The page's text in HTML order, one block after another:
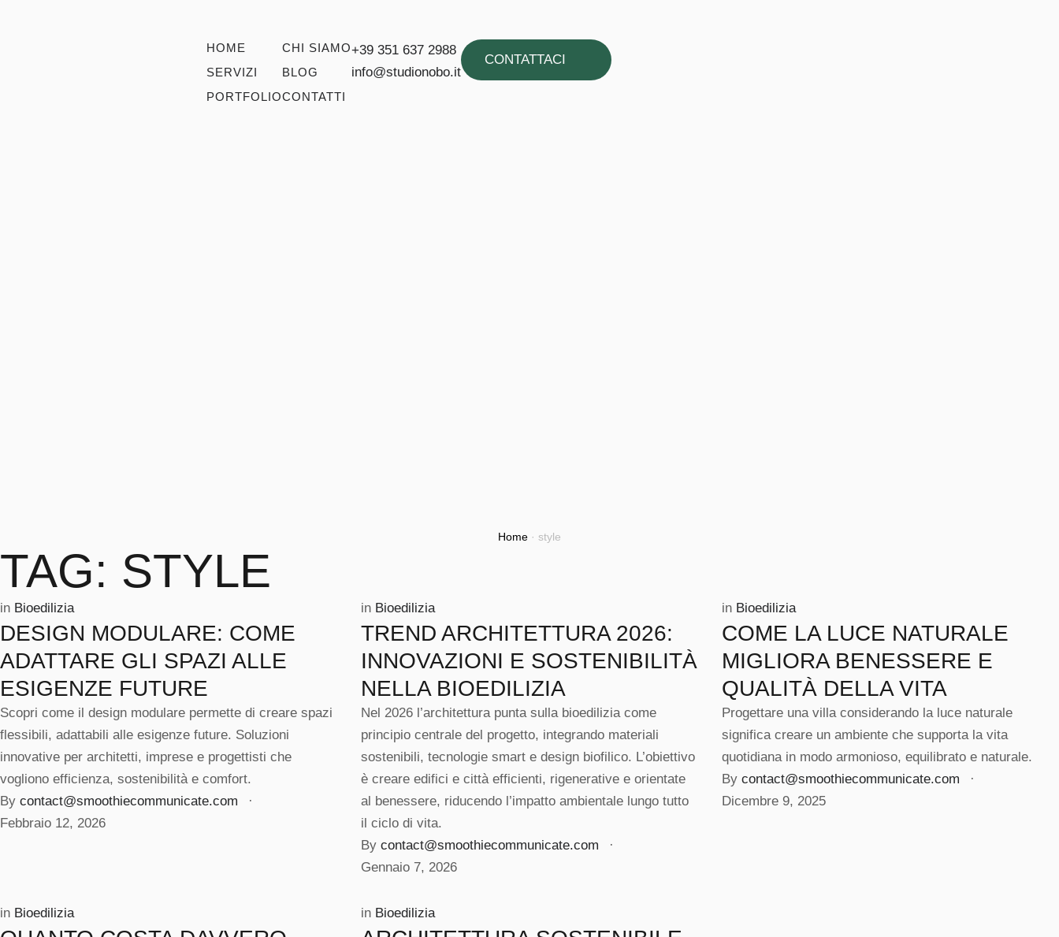
HOME
SERVIZI
PORTFOLIO
CHI SIAMO
BLOG
CONTATTI
+39 351 637 2988
info@studionobo.it
CONTATTACI
Home · style
TAG: STYLE
in Bioedilizia
DESIGN MODULARE: COME
ADATTARE GLI SPAZI ALLE
ESIGENZE FUTURE
Scopri come il design modulare permette di creare spazi
flessibili, adattabili alle esigenze future. Soluzioni
innovative per architetti, imprese e progettisti che
vogliono efficienza, sostenibilità e comfort.
By contact@smoothiecommunicate.com
·
Febbraio 12, 2026
in Bioedilizia
TREND ARCHITETTURA 2026:
INNOVAZIONI E SOSTENIBILITÀ
NELLA BIOEDILIZIA
Nel 2026 l’architettura punta sulla bioedilizia come
principio centrale del progetto, integrando materiali
sostenibili, tecnologie smart e design biofilico. L’obiettivo
è creare edifici e città efficienti, rigenerative e orientate
al benessere, riducendo l’impatto ambientale lungo tutto
il ciclo di vita.
By contact@smoothiecommunicate.com
·
Gennaio 7, 2026
in Bioedilizia
COME LA LUCE NATURALE
MIGLIORA BENESSERE E
QUALITÀ DELLA VITA
Progettare una villa considerando la luce naturale
significa creare un ambiente che supporta la vita
quotidiana in modo armonioso, equilibrato e naturale.
By contact@smoothiecommunicate.com
·
Dicembre 9, 2025
in Bioedilizia in Bioedilizia